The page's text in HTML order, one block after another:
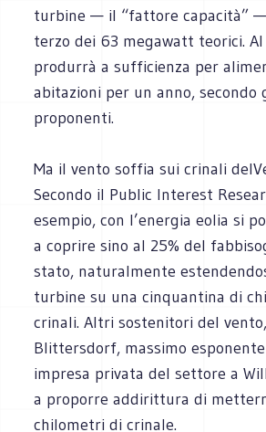
turbine — il “fattore capacità”
terzo dei 63 megawatt teorici.
produrrà a sufficienza per
abitazioni per un anno, secondo
proponenti.
Ma il vento soffia sui crinali
Secondo il Public Interest
esempio, con l’energia eolia si
a coprire sino al 25% del
stato, naturalmente
turbine su una cinquantina di
crinali. Altri sostenitori del
Blittersdorf, massimo
impresa privata del settore a
a proporre addirittura di
chilometri di crinale.